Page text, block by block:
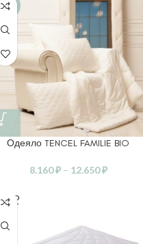
-30%
Одеяло TENCEL FAMILIE BIO
8.160₽ – 12.650₽
SOLD
OUT